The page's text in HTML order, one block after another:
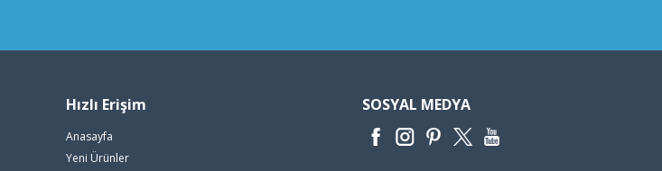
Hızlı Erişim
Anasayfa
Yeni Ürünler
SOSYAL MEDYA